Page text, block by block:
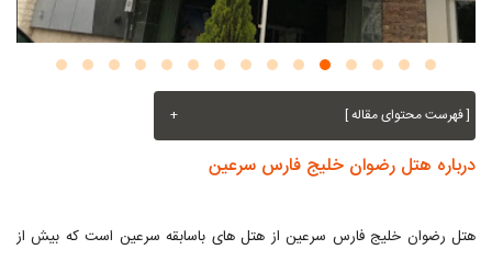
[ فهرست محتوای مقاله ] +
درباره هتل رضوان خلیج فارس سرعین
هتل رضوان خلیج فارس سرعین از هتل های باسابقه سرعین است که بیش از